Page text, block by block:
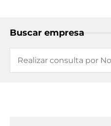
Buscar empresa